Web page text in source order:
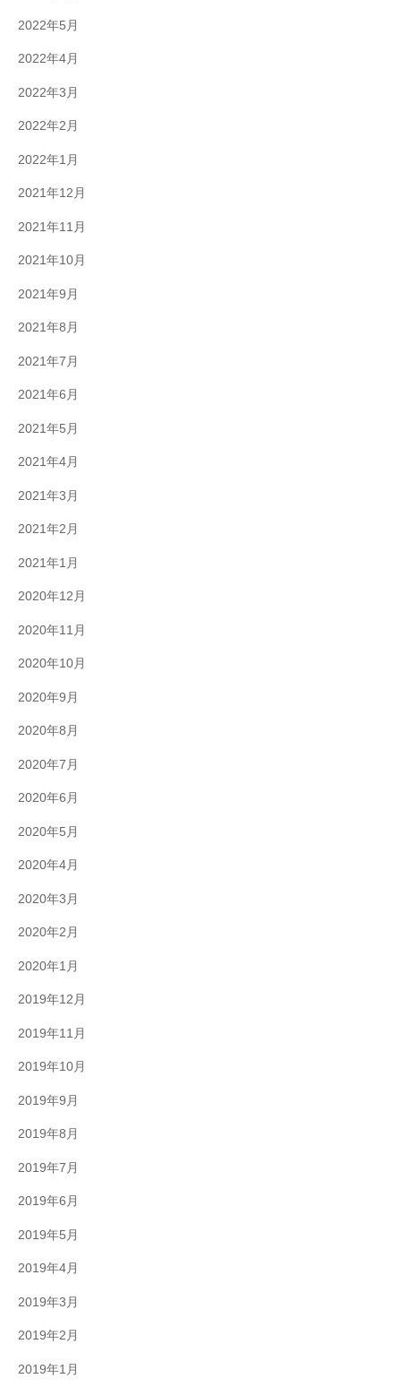
2022年5月
2022年4月
2022年3月
2022年2月
2022年1月
2021年12月
2021年11月
2021年10月
2021年9月
2021年8月
2021年7月
2021年6月
2021年5月
2021年4月
2021年3月
2021年2月
2021年1月
2020年12月
2020年11月
2020年10月
2020年9月
2020年8月
2020年7月
2020年6月
2020年5月
2020年4月
2020年3月
2020年2月
2020年1月
2019年12月
2019年11月
2019年10月
2019年9月
2019年8月
2019年7月
2019年6月
2019年5月
2019年4月
2019年3月
2019年2月
2019年1月